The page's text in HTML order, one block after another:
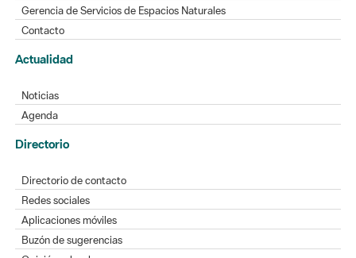
Gerencia de Servicios de Espacios Naturales
Contacto
Actualidad
Noticias
Agenda
Directorio
Directorio de contacto
Redes sociales
Aplicaciones móviles
Buzón de sugerencias